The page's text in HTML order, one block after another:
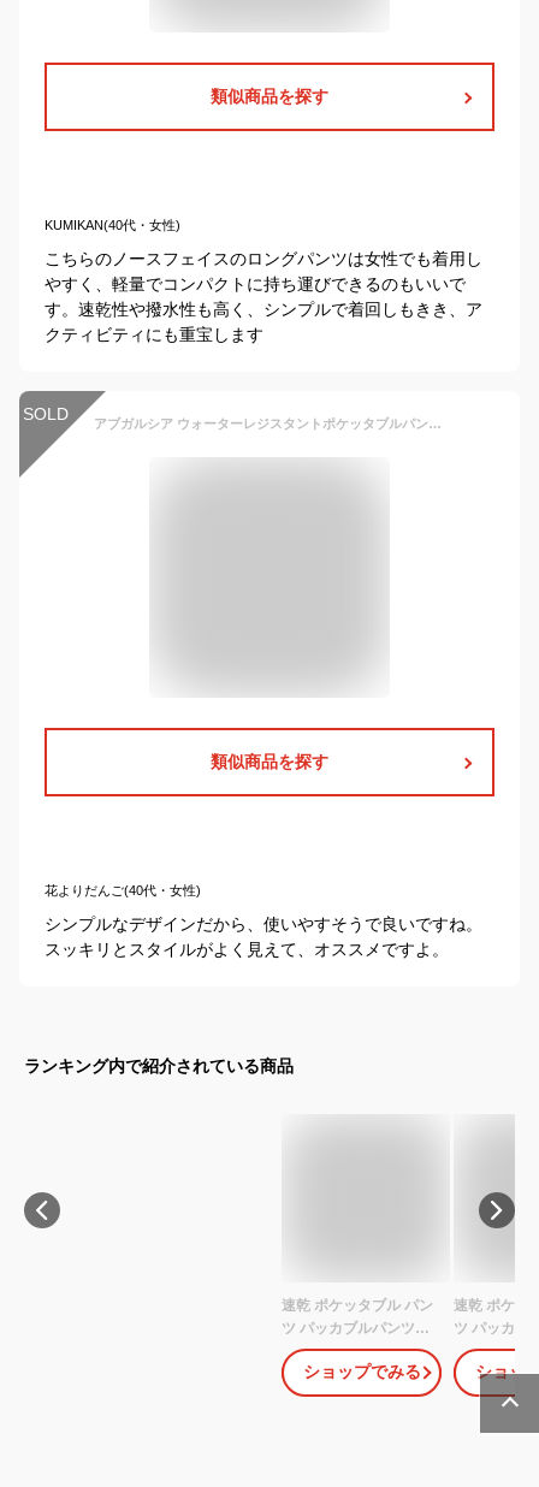
類似商品を探す
KUMIKAN(40代・女性)
こちらのノースフェイスのロングパンツは女性でも着用し
やすく、軽量でコンパクトに持ち運びできるのもいいで
す。速乾性や撥水性も高く、シンプルで着回しもきき、ア
クティビティにも重宝します
SOLD アブガルシア ウォーターレジスタントポケッタブルパンツ Abu Garcia Water Resistant Pocketable Pants メンズ レディース ユニセックス 23SAB-004 ボトムス ロング ポケッタブル 釣り フィッシング フェス おしゃれ キャンプ アウトドア
類似商品を探す
花よりだんご(40代・女性)
シンプルなデザインだから、使いやすそうで良いですね。
スッキリとスタイルがよく見えて、オススメですよ。
ランキング内で紹介されている商品
速乾 ポケッタブル パン
ツ パッカブルパンツ
TFO-723523 レディース
S-XL 軽量150g 摩擦に強
い ウエストゴム コンパ
ショップでみる
速乾 ポケッ
ツ パッカブ
TFO-
メンズサイ
量150g コ
ショッ